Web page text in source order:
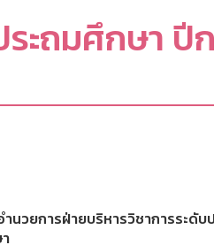
ะถมศึกษา ปี
วยการฝ่ายบริหารวิชาการระดับ